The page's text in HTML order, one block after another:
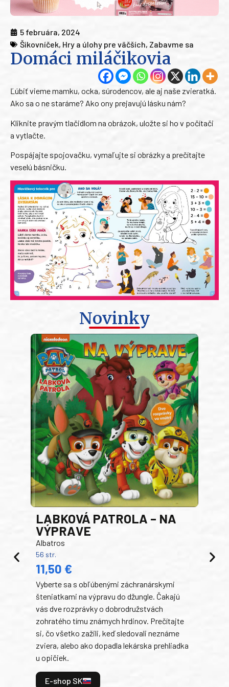
5 februára, 2024
Šikovníček, Hry a úlohy pre väčších, Zabavme sa
Domáci miláčikovia
Ľúbiť vieme mamku, ocka, súrodencov, ale aj naše zvieratká.
Ako sa o ne staráme? Ako ony prejavujú lásku nám?
Kliknite pravým tlačidlom na obrázok, uložte si ho v počítači
a vytlačte.
Pospájajte spojovačku, vymaľujte si obrázky a prečítajte
veselú básničku.
Novinky
LABKOVÁ PATROLA – NA
VÝPRAVE
Albatros
56 str.
11,50 €
Vyberte sa s obľúbenými záchranárskymi
šteniatkami na výpravu do džungle. Čakajú
vás dve rozprávky o dobrodružstvách
zohratého tímu známych hrdinov. Prečítajte
si, čo všetko zažili, keď sledovali neznáme
zviera, alebo ako dopadla lekárska prehliadka
u opičiek.
E-shop SK